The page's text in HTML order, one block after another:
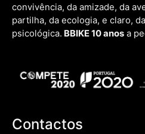
convivência, da amizade, da
partilha, da ecologia, e claro,
psicológica. BBIKE 10 anos a
Contactos